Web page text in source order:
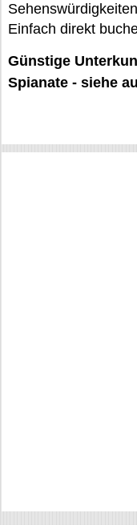
Einfach direkt
Günstige
Spianate - siehe